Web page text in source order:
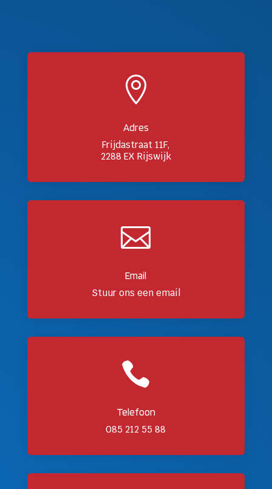

Adres
Frijdastraat 11F,
2288 EX Rijswijk

Email
Stuur ons een email

Telefoon
085 212 55 88